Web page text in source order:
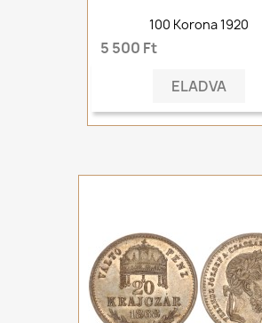
100 Korona 1920
5 500 Ft
ELADVA